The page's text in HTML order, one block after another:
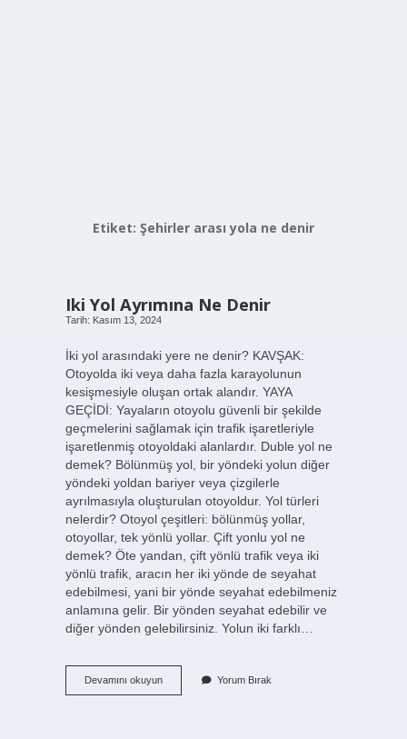
Etiket: Şehirler arası yola ne denir
Iki Yol Ayrımına Ne Denir
Tarih: Kasım 13, 2024
İki yol arasındaki yere ne denir? KAVŞAK:
Otoyolda iki veya daha fazla karayolunun
kesişmesiyle oluşan ortak alandır. YAYA
GEÇİDİ: Yayaların otoyolu güvenli bir şekilde
geçmelerini sağlamak için trafik işaretleriyle
işaretlenmiş otoyoldaki alanlardır. Duble yol ne
demek? Bölünmüş yol, bir yöndeki yolun diğer
yöndeki yoldan bariyer veya çizgilerle
ayrılmasıyla oluşturulan otoyoldur. Yol türleri
nelerdir? Otoyol çeşitleri: bölünmüş yollar,
otoyollar, tek yönlü yollar. Çift yonlu yol ne
demek? Öte yandan, çift yönlü trafik veya iki
yönlü trafik, aracın her iki yönde de seyahat
edebilmesi, yani bir yönde seyahat edebilmeniz
anlamına gelir. Bir yönden seyahat edebilir ve
diğer yönden gelebilirsiniz. Yolun iki farklı…
Devamını okuyunIki
Yol
Yorum Bırak